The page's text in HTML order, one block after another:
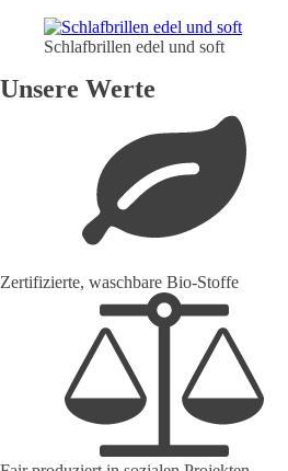
Schlafbrillen edel und soft
Unsere Werte
Zertifizierte, waschbare Bio-Stoffe